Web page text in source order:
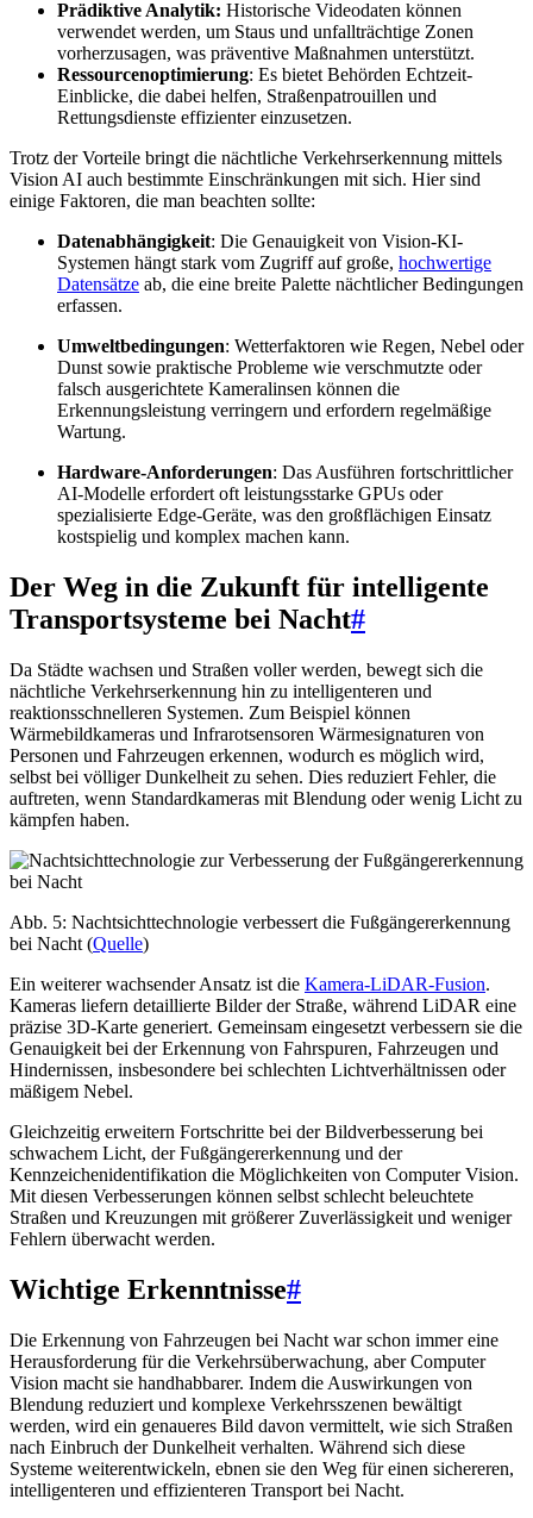
Prädiktive Analytik: Historische Videodaten können
verwendet werden, um Staus und unfallträchtige Zonen
vorherzusagen, was präventive Maßnahmen unterstützt.
Ressourcenoptimierung: Es bietet Behörden Echtzeit-
Einblicke, die dabei helfen, Straßenpatrouillen und
Rettungsdienste effizienter einzusetzen.
Trotz der Vorteile bringt die nächtliche Verkehrserkennung mittels
Vision AI auch bestimmte Einschränkungen mit sich. Hier sind
einige Faktoren, die man beachten sollte:
Datenabhängigkeit: Die Genauigkeit von Vision-KI-
Systemen hängt stark vom Zugriff auf große, hochwertige
Datensätze ab, die eine breite Palette nächtlicher Bedingungen
erfassen.
Umweltbedingungen: Wetterfaktoren wie Regen, Nebel oder
Dunst sowie praktische Probleme wie verschmutzte oder
falsch ausgerichtete Kameralinsen können die
Erkennungsleistung verringern und erfordern regelmäßige
Wartung.
Hardware-Anforderungen: Das Ausführen fortschrittlicher
AI-Modelle erfordert oft leistungsstarke GPUs oder
spezialisierte Edge-Geräte, was den großflächigen Einsatz
kostspielig und komplex machen kann.
Der Weg in die Zukunft für intelligente
Transportsysteme bei Nacht#
Da Städte wachsen und Straßen voller werden, bewegt sich die
nächtliche Verkehrserkennung hin zu intelligenteren und
reaktionsschnelleren Systemen. Zum Beispiel können
Wärmebildkameras und Infrarotsensoren Wärmesignaturen von
Personen und Fahrzeugen erkennen, wodurch es möglich wird,
selbst bei völliger Dunkelheit zu sehen. Dies reduziert Fehler, die
auftreten, wenn Standardkameras mit Blendung oder wenig Licht zu
kämpfen haben.
Abb. 5: Nachtsichttechnologie verbessert die Fußgängererkennung
bei Nacht (Quelle)
Ein weiterer wachsender Ansatz ist die Kamera-LiDAR-Fusion.
Kameras liefern detaillierte Bilder der Straße, während LiDAR eine
präzise 3D-Karte generiert. Gemeinsam eingesetzt verbessern sie die
Genauigkeit bei der Erkennung von Fahrspuren, Fahrzeugen und
Hindernissen, insbesondere bei schlechten Lichtverhältnissen oder
mäßigem Nebel.
Gleichzeitig erweitern Fortschritte bei der Bildverbesserung bei
schwachem Licht, der Fußgängererkennung und der
Kennzeichenidentifikation die Möglichkeiten von Computer Vision.
Mit diesen Verbesserungen können selbst schlecht beleuchtete
Straßen und Kreuzungen mit größerer Zuverlässigkeit und weniger
Fehlern überwacht werden.
Wichtige Erkenntnisse#
Die Erkennung von Fahrzeugen bei Nacht war schon immer eine
Herausforderung für die Verkehrsüberwachung, aber Computer
Vision macht sie handhabbarer. Indem die Auswirkungen von
Blendung reduziert und komplexe Verkehrsszenen bewältigt
werden, wird ein genaueres Bild davon vermittelt, wie sich Straßen
nach Einbruch der Dunkelheit verhalten. Während sich diese
Systeme weiterentwickeln, ebnen sie den Weg für einen sichereren,
intelligenteren und effizienteren Transport bei Nacht.